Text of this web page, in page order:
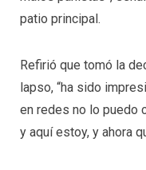
patio principal.
Refirió que tomó la
lapso, “ha sido
en redes no lo puedo
y aquí estoy, y ahora